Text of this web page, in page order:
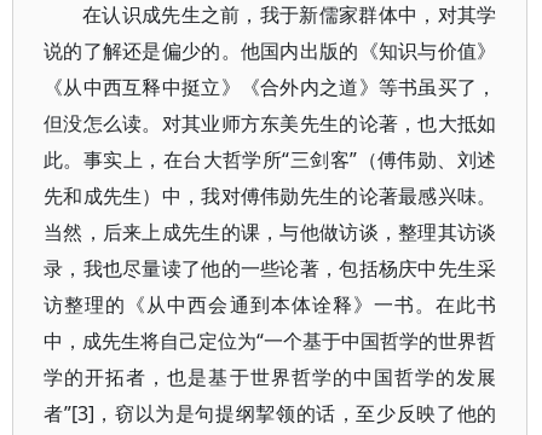
在认识成先生之前，我于新儒家群体中，对其学
说的了解还是偏少的。他国内出版的《知识与价值》
《从中西互释中挺立》《合外内之道》等书虽买了，
但没怎么读。对其业师方东美先生的论著，也大抵如
此。事实上，在台大哲学所“三剑客”（傅伟勋、刘述
先和成先生）中，我对傅伟勋先生的论著最感兴味。
当然，后来上成先生的课，与他做访谈，整理其访谈
录，我也尽量读了他的一些论著，包括杨庆中先生采
访整理的《从中西会通到本体诠释》一书。在此书
中，成先生将自己定位为“一个基于中国哲学的世界哲
学的开拓者，也是基于世界哲学的中国哲学的发展
者”[3]，窃以为是句提纲挈领的话，至少反映了他的